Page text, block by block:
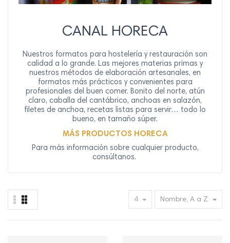
CANAL HORECA
Nuestros formatos para hostelería y restauración son
calidad a lo grande. Las mejores materias primas y
nuestros métodos de elaboración artesanales, en
formatos más prácticos y convenientes para
profesionales del buen comer. Bonito del norte, atún
claro, caballa del cantábrico, anchoas en salazón,
filetes de anchoa, recetas listas para servir… todo lo
bueno, en tamaño súper.
MÁS PRODUCTOS HORECA
Para más información sobre cualquier producto,
consúltanos.
4 Nombre, A a Z